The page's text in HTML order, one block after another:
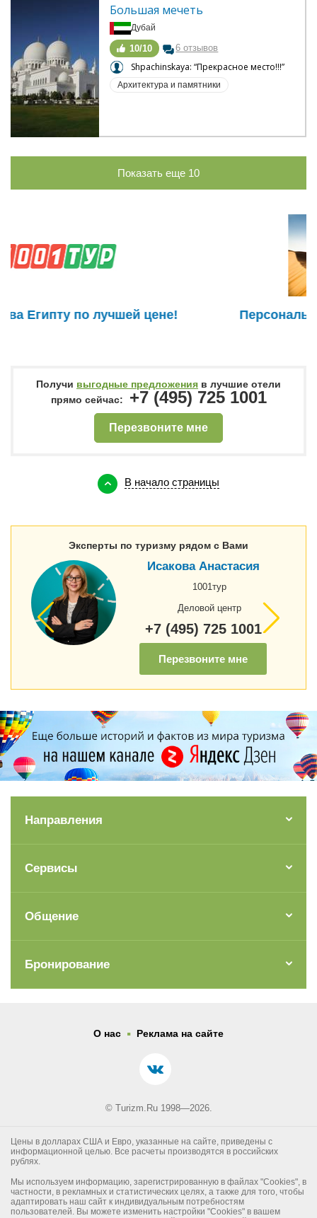
Большая мечеть
Дубай
10/10 6 отзывов
Shpachinskaya: “Прекрасное место!!!”
Архитектура и памятники
Показать еще 10
Персональный подбор тура в ОАЭ!
Получи выгодные предложения в лучшие отели
прямо сейчас:
+7 (495) 725 1001
Перезвоните мне
В начало страницы
Эксперты по туризму рядом с Вами
Исакова Анастасия
1001тур
Деловой центр
+7 (495) 725 1001
Перезвоните мне
Направления
Сервисы
Общение
Бронирование
О нас . Реклама на сайте
© Turizm.Ru 1998—2026.
Цены в долларах США и Евро, указанные на сайте, приведены с
информационной целью. Все расчеты производятся в российских
рублях.
Мы используем информацию, зарегистрированную в файлах "Cookies", в
частности, в рекламных и статистических целях, а также для того, чтобы
адаптировать наш сайт к индивидуальным потребностям
пользователей. Вы можете изменить настройки "Cookies" в вашем